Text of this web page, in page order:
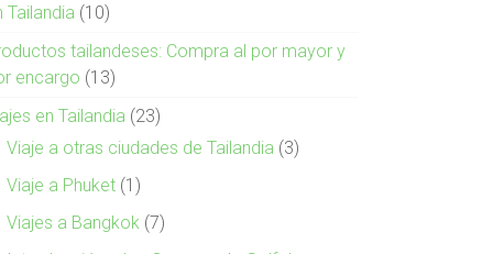
Tailandia (10)
tailandeses: Compra al por mayor y
encargo (13)
en Tailandia (23)
Viaje a otras ciudades de Tailandia (3)
Viaje a Phuket (1)
Viajes a Bangkok (7)